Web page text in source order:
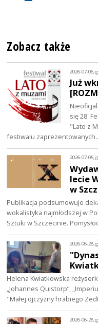
Zobacz także
2026-07-06,
Już
się 28.
"Lato z
festiwalu
2026-07-05,
lecie
w
Publikacja podsumowuje
wokalistyka najmłodszej w
Sztuki w Szczecinie.
2026-06-28,
Helena Kwiatkowska
„Johannes Quistorp”,
"Małej ojczyzny hrabiego
2026-06-28,